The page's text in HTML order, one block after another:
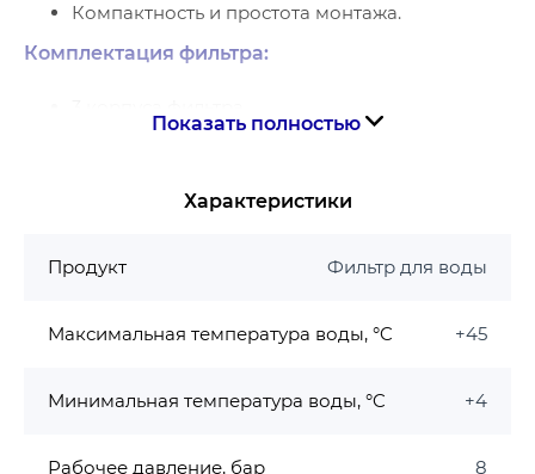
Компактность и простота монтажа.
Комплектация фильтра:
3 картриджа: из вспененного полипропилена,
активированным гранулированным углем.
Сервисный ключ для обслуживания
Показать полностью
Характеристики
Продукт Фильтр для воды
Максимальная температура воды, °C +45
Минимальная температура воды, °C +4
Рабочее давление, бар 8